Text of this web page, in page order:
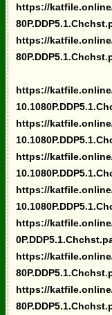
https://
https://
https://
https://
https://
https://
https://
https://
https://